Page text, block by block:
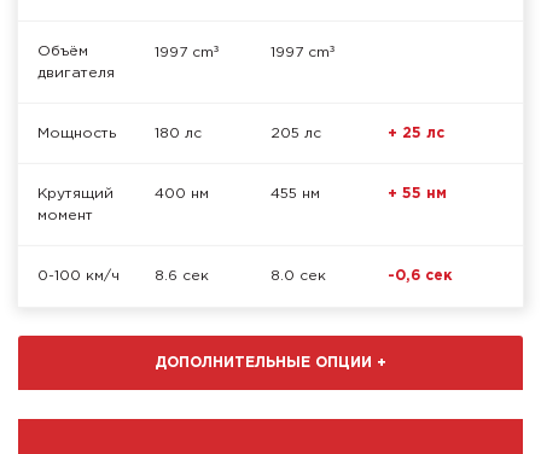
Объём
двигателя
1997 cm³ 1997 cm³
Мощность 180 лс 205 лс + 25 лс
Крутящий
момент
400 нм 455 нм + 55 нм
0-100 км/ч 8.6 сек 8.0 сек -0,6 сек
ДОПОЛНИТЕЛЬНЫЕ ОПЦИИ +